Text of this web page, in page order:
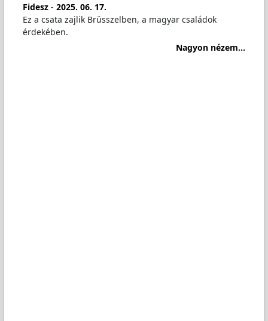
Fidesz- 2025. 06. 17.
Ez a csata zajlik Brüsszelben, a magyar családok
érdekében.
Nagyon nézem...